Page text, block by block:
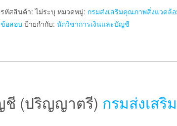
นัก
กรม
รหัสสินค้า:ไม่ระบุ หมวดหมู่: กรมส่งเสริมคุณภาพสิ่งแวดล้
ข้อสอบ ป้ายกำกับ: นักวิชาการเงินและบัญชี
ชี (ปริญญาตรี) กรมส่งเสริม